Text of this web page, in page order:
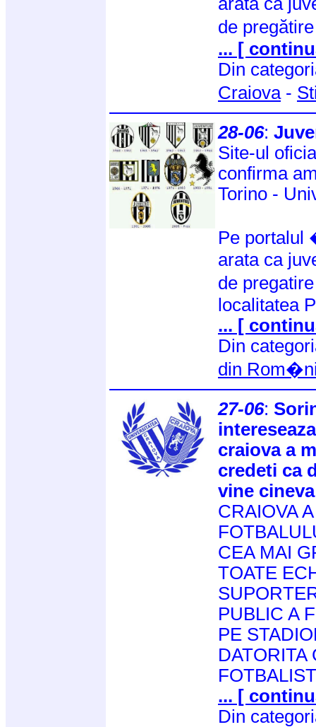
de
... [
Din
Craiova-
28-06:
Site-ul
confirma
Torino -
Pe
arata ca
de
localitatea
... [
Din
din
27-06:
craiova a
credeti ca
vine
CRAIOVA
CEA MAI
TOATE
PUBLIC A
PE
DATORITA
... [
Din